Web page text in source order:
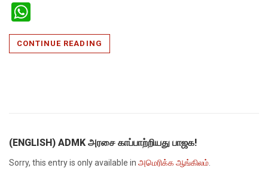
CONTINUE READING
(ENGLISH) ADMK அரசை காப்பாற்றியது பாஜக!
Sorry, this entry is only available in அமெரிக்க ஆங்கிலம்